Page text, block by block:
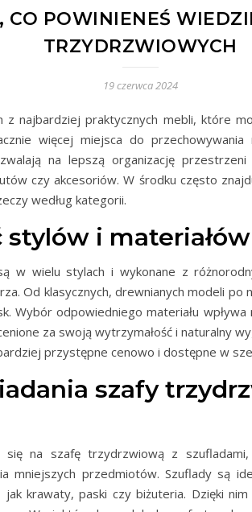
CO POWINIENEŚ
TRZYDRZWIOWYCH
19 czerwca 2024
najbardziej praktycznych mebli, które
więcej miejsca do
na lepszą organizację
czy akcesoriów. W środku często
według kategorii.
stylów i materiałów
w wielu stylach i wykonane z
Od klasycznych, drewnianych modeli po
Wybór odpowiedniego materiału
za swoją wytrzymałość i naturalny
przystępne cenowo i dostępne w
szafy
się na szafę trzydrzwiową z
mniejszych przedmiotów. Szuflady są
krawaty, paski czy biżuteria. Dzięki